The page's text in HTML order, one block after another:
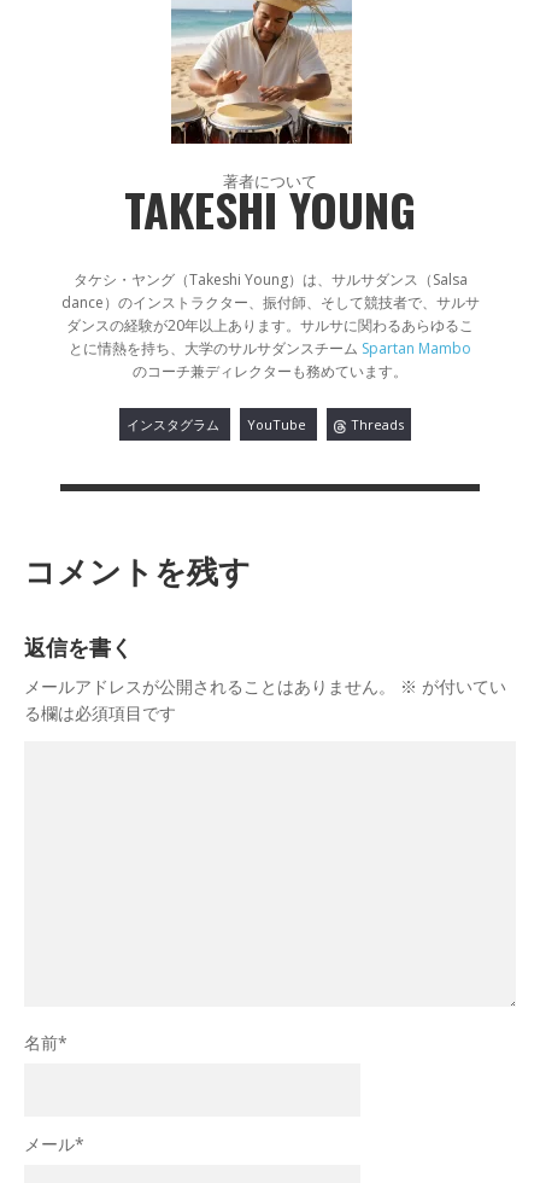
著者について
TAKESHI YOUNG
タケシ・ヤング（Takeshi Young）は、サルサダンス（Salsa
dance）のインストラクター、振付師、そして競技者で、サルサ
ダンスの経験が20年以上あります。サルサに関わるあらゆるこ
とに情熱を持ち、大学のサルサダンスチーム Spartan Mambo
のコーチ兼ディレクターも務めています。
インスタグラム YouTube Threads
コメントを残す
返信を書く
メールアドレスが公開されることはありません。 ※ が付いてい
る欄は必須項目です
名前*
メール*